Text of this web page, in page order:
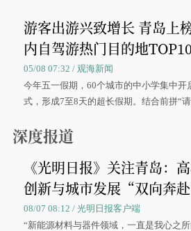
游客出游兴致增长 青岛上
内自驾游热门目的地TOP10
05/08 07:32 / 观海新闻
今年五一假期，60个城市的中小学集中开
式，形成7至8天的超长假期。结合前拼“
深度报道
《光明日报》关注青岛：
创新与城市发展“双向奔
08/07 08:12 / 光明日报客户端
“新能源材料与器件领域，一直是我心之